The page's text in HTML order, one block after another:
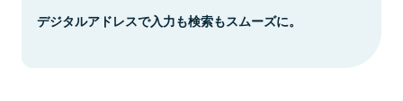
デジタルアドレスで入力も検索もスムーズに。